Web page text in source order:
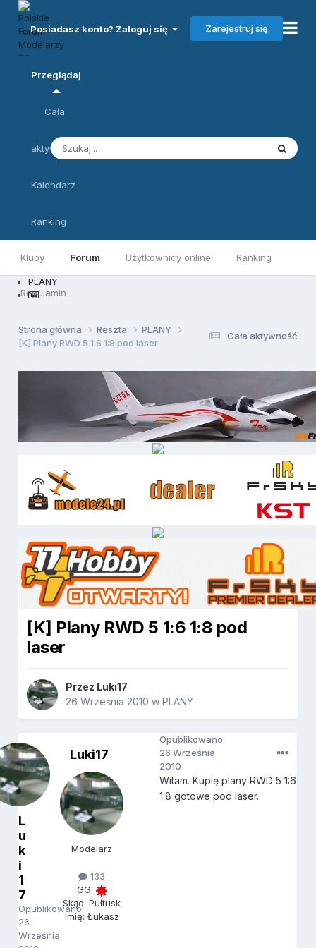
Posiadasz konto? Zaloguj się Zarejestruj się
Przeglądaj
Kluby Forum Użytkownicy online Ranking
Regulamin
Cała
aktywność
Kalendarz
Ranking
PLANY
Cała aktywność
Strona główna Reszta
PLANY
[K] Plany RWD 5 1:6 1:8 pod laser
[K] Plany RWD 5 1:6 1:8 pod
laser
Przez Luki17
26 Września 2010 wPLANY
L
u
k
i
1
7
Opublikowano
26
Września
Luki17
Modelarz
133
GG:
Skąd: Pułtusk
Imię: Łukasz
Opublikowano
26 Września
2010
Witam. Kupię plany RWD 5 1:6
1:8 gotowe pod laser.